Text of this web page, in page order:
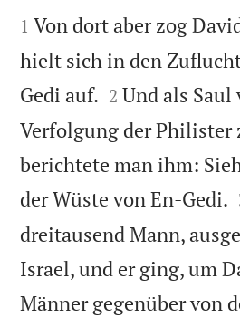


1 Von dort aber zog
hielt sich in den
Gedi auf. 

2 Und als Saul
Verfolgung der Philister
berichtete man ihm:
der Wüste von En-Gedi.
dreitausend Mann,
Israel, und er ging, um
Männer gegenüber von